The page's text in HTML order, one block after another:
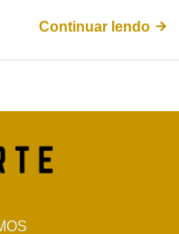
Continuar lendo